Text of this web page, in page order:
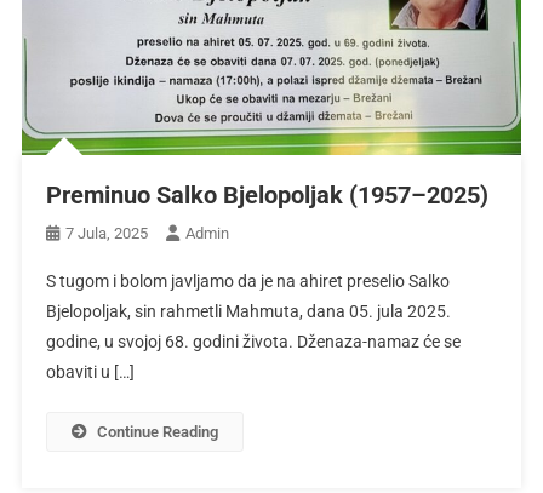
Preminuo Salko Bjelopoljak (1957–2025)
7 Jula, 2025 Admin
S tugom i bolom javljamo da je na ahiret preselio Salko
Bjelopoljak, sin rahmetli Mahmuta, dana 05. jula 2025.
godine, u svojoj 68. godini života. Dženaza-namaz će se
obaviti u […]
Continue Reading